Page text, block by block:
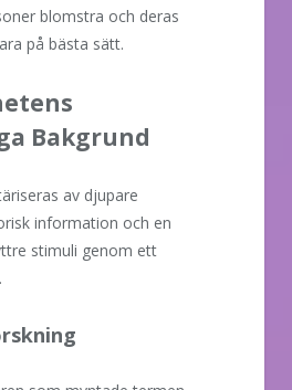
blomstra och deras
på bästa sätt.
Bakgrund
av djupare
information och en
stimuli genom ett